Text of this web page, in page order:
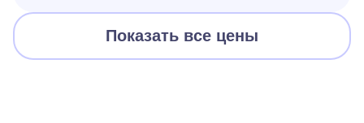
Показать все цены